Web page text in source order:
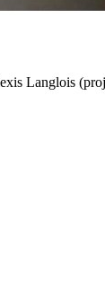
Langlois